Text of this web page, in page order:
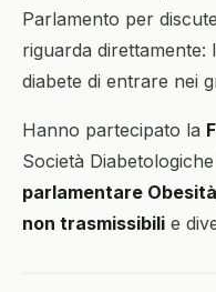
Parlamento per
riguarda direttamente:
diabete di entrare nei
Hanno partecipato la
Società
parlamentare
non trasmissibili e